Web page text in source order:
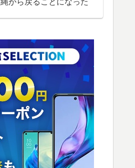
縄から戻ることになった